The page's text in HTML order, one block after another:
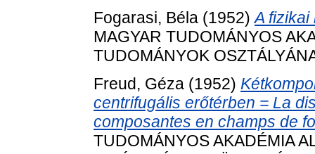
Fogarasi, Béla (1952)A fizikai
MAGYAR TUDOMÁNYOS
TUDOMÁNYOK
Freud, Géza (1952)
centrifugális erőtérben = La
composantes en champs de
TUDOMÁNYOS AKADÉMIA